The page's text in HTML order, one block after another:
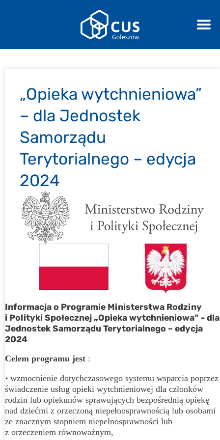
„Opieka wytchnieniowa”
– dla Jednostek
Samorządu
Terytorialnego – edycja
2024
Informacja o Programie Ministerstwa Rodziny
i Polityki Społecznej „Opieka wytchnieniowa” - dla
Jednostek Samorządu Terytorialnego – edycja
2024
Celem programu jest :
• wzmocnienie dotychczasowego systemu wsparcia poprzez
świadczenie usług opieki wytchnieniowej dla członków
rodzin lub opiekunów sprawujących bezpośrednią opiekę
nad dziećmi z orzeczoną niepełnosprawnością lub osobami
ze znacznym stopniem niepełnosprawności lub
z orzeczeniem równoważnym,